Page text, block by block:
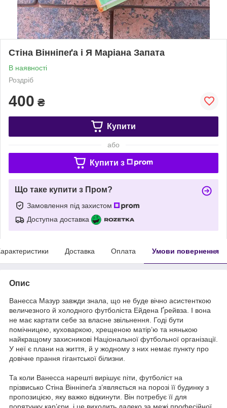
Стіна Вінніпеґа і Я Маріана Запата
В наявності
Роздріб
400 ₴
Купити
або
Купити з
Що таке купити з Пром?
Замовлення під захистом
Доступна доставка
Доставка Оплата Умови повернення
Опис
Ванесса Мазур завжди знала, що не буде вічно асистенткою
величезного й холодного футболіста Ейдена Ґрейвза. І вона
не має картати себе за власне звільнення. Годі бути
помічницею, куховаркою, хрещеною матір’ю та нянькою
найкращому захисникові Національної футбольної організації.
У неї є плани на життя, й у жодному з них немає пункту про
довічне прання гігантської білизни.
Та коли Ванесса нарешті вирішує піти, футболіст на
прізвисько Стіна Вінніпеґа з’являється на порозі її будинку з
пропозицією, яку важко відкинути. Він потребує її для
порятунку кар’єри, і це виходить далеко за межі професійної